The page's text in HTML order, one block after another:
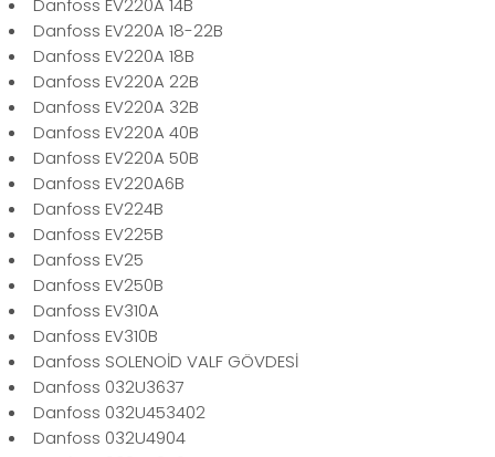
Danfoss EV220A 14B
Danfoss EV220A 18-22B
Danfoss EV220A 18B
Danfoss EV220A 22B
Danfoss EV220A 32B
Danfoss EV220A 40B
Danfoss EV220A 50B
Danfoss EV220A6B
Danfoss EV224B
Danfoss EV225B
Danfoss EV25
Danfoss EV250B
Danfoss EV310A
Danfoss EV310B
Danfoss SOLENOİD VALF GÖVDESİ
Danfoss 032U3637
Danfoss 032U453402
Danfoss 032U4904